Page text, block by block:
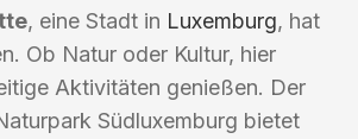
, eine Stadt in Luxemburg, hat
Ob Natur oder Kultur, hier
Aktivitäten genießen. Der
Südluxemburg bietet